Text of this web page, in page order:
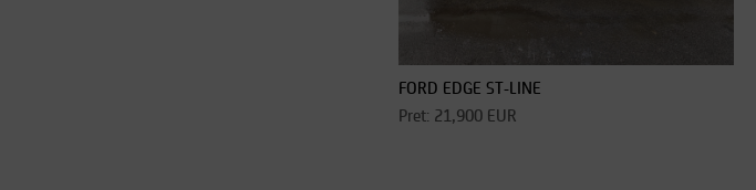
FORD EDGE ST-LINE
Pret: 21,900 EUR